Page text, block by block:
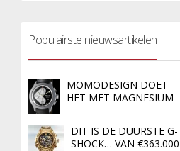
Populairste nieuwsartikelen
MOMODESIGN DOET
HET MET MAGNESIUM
DIT IS DE DUURSTE G-
SHOCK… VAN €363.000